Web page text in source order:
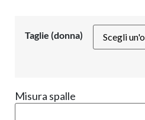
Taglie (donna)
Misura spalle